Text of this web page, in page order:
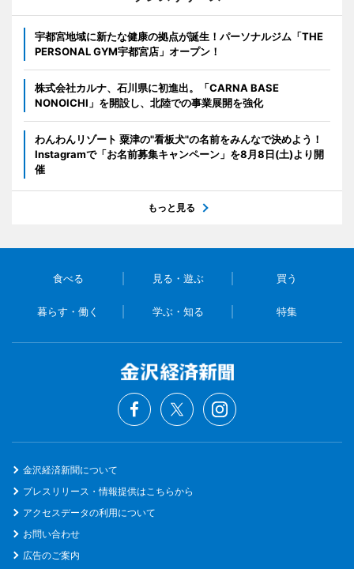
宇都宮地域に新たな健康の拠点が誕生！パーソナルジム「THE
PERSONAL GYM宇都宮店」オープン！
株式会社カルナ、石川県に初進出。「CARNA BASE
NONOICHI」を開設し、北陸での事業展開を強化
わんわんリゾート 粟津の"看板犬"の名前をみんなで決めよう！
Instagramで「お名前募集キャンペーン」を8月8日(土)より開
催
もっと見る
食べる 見る・遊ぶ 買う
暮らす・働く 学ぶ・知る 特集
金沢経済新聞について
プレスリリース・情報提供はこちらから
アクセスデータの利用について
お問い合わせ
広告のご案内